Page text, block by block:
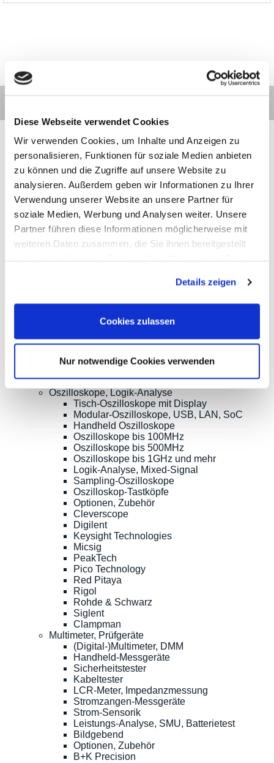
Diese Webseite verwendet Cookies
Wir verwenden Cookies, um Inhalte und Anzeigen zu
personalisieren, Funktionen für soziale Medien anbieten
zu können und die Zugriffe auf unsere Website zu
analysieren. Außerdem geben wir Informationen zu Ihrer
Verwendung unserer Website an unsere Partner für
soziale Medien, Werbung und Analysen weiter. Unsere
Partner führen diese Informationen möglicherweise mit
weiteren Daten zusammen, die Sie ihnen bereitgestellt
Details zeigen
Cookies zulassen
Nur notwendige Cookies verwenden
Kontakt
Meilhaus
Electronic
GmbH
0
KategorienInformationen
Impressum
AGB
Datenschutz
ISO9001:2015-
Zahlarten
* Alle Preise inkl. MwSt. |zzgl. Versandkosten| ©
Shopsoftware CosmoShop
Produkte
Oszilloskope, Logik-Analyse
Tisch-Oszilloskope mit Display
Modular-Oszilloskope, USB, LAN, SoC
Handheld Oszilloskope
Oszilloskope bis 100MHz
Oszilloskope bis 500MHz
Oszilloskope bis 1GHz und mehr
Logik-Analyse, Mixed-Signal
Sampling-Oszilloskope
Oszilloskop-Tastköpfe
Optionen, Zubehör
Cleverscope
Digilent
Keysight Technologies
Micsig
PeakTech
Pico Technology
Red Pitaya
Rigol
Rohde & Schwarz
Siglent
Clampman
Multimeter, Prüfgeräte
(Digital-)Multimeter, DMM
Handheld-Messgeräte
Sicherheitstester
Kabeltester
LCR-Meter, Impedanzmessung
Stromzangen-Messgeräte
Strom-Sensorik
Leistungs-Analyse, SMU, Batterietest
Bildgebend
Optionen, Zubehör
B+K Precision